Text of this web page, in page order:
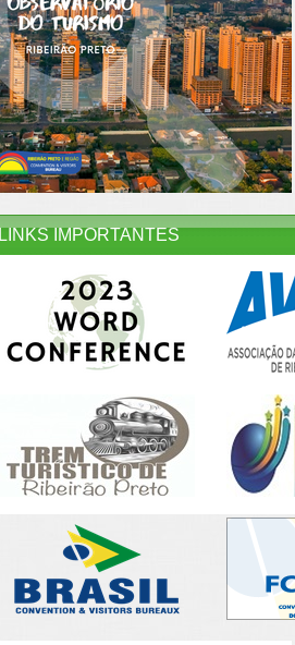
LINKS IMPORTANTES